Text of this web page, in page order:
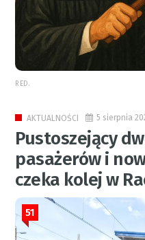
RED.
AKTUALNOŚCI 5 sierpnia
Pustoszejący
pasażerów i
czeka kolej w
51